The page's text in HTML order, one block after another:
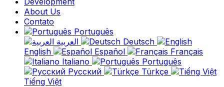
About Us
Contato
Português
Deutsch
English
Español
Français
Italiano
Português
Русский
Türkçe
Tiếng Việt